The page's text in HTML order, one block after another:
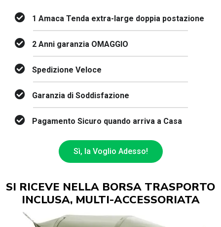
1 Amaca Tenda extra-large doppia postazione
2 Anni garanzia OMAGGIO
Spedizione Veloce
Garanzia di Soddisfazione
Pagamento Sicuro quando arriva a Casa
Sì, la Voglio Adesso!
SI RICEVE NELLA BORSA TRASPORTO
INCLUSA, MULTI-ACCESSORIATA